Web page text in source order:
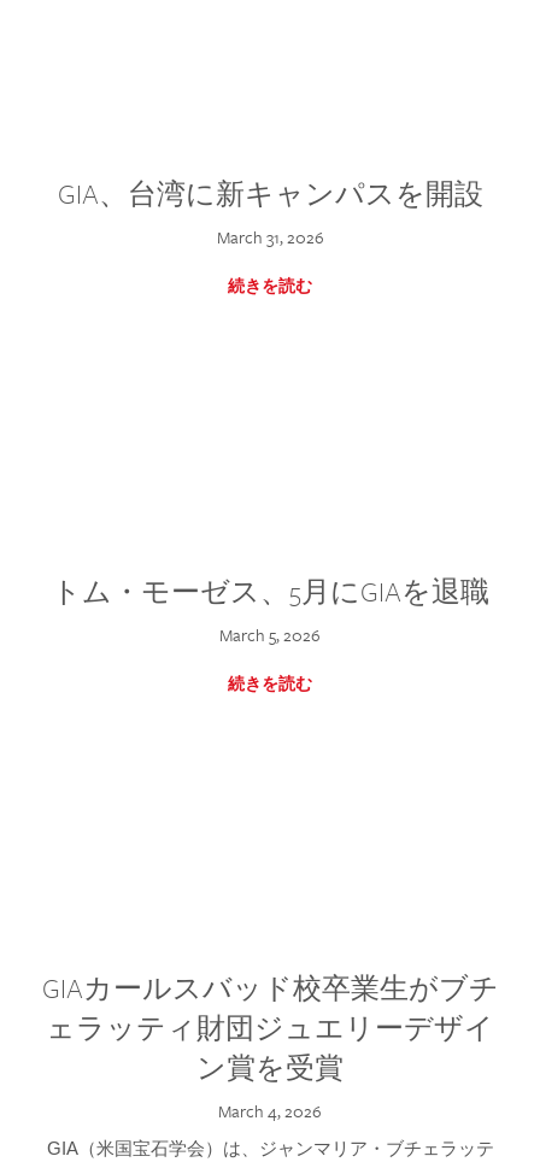
GIA、台湾に新キャンパスを開設
March 31, 2026
続きを読む
トム・モーゼス、5月にGIAを退職
March 5, 2026
続きを読む
GIAカールスバッド校卒業生がブチ
ェラッティ財団ジュエリーデザイ
ン賞を受賞
March 4, 2026
GIA（米国宝石学会）は、ジャンマリア・ブチェラッテ